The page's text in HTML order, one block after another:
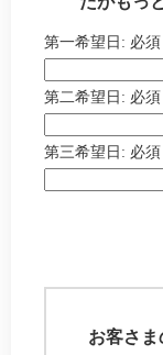
第一希望日: 必須
第二希望日: 必須
第三希望日: 必須
お客さ